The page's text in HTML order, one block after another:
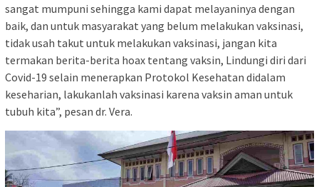
sangat mumpuni sehingga kami dapat melayaninya dengan
baik, dan untuk masyarakat yang belum melakukan vaksinasi,
tidak usah takut untuk melakukan vaksinasi, jangan kita
termakan berita-berita hoax tentang vaksin, Lindungi diri dari
Covid-19 selain menerapkan Protokol Kesehatan didalam
keseharian, lakukanlah vaksinasi karena vaksin aman untuk
tubuh kita”, pesan dr. Vera.